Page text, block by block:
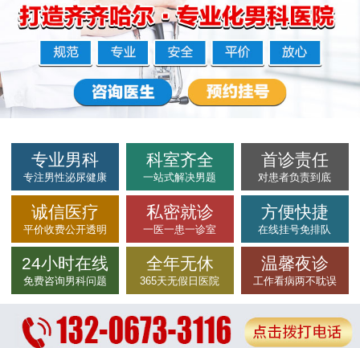
专业男科
专注男性泌尿健康
科室齐全
一站式解决男题
首诊责任
对患者负责到底
诚信医疗
平价收费公开透明
私密就诊
一医一患一诊室
方便快捷
在线挂号免排队
24小时在线
免费咨询男科问题
全年无休
365天无假日医院
温馨夜诊
工作看病两不耽误